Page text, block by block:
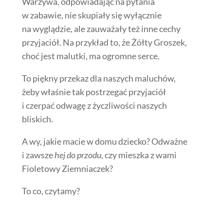
w zabawie, nie skupiały się wyłącznie
na wyglądzie, ale zauważały też inne cechy
przyjaciół. Na przykład to, że Żółty Groszek,
choć jest malutki, ma ogromne serce.
To piękny przekaz dla naszych maluchów,
żeby właśnie tak postrzegać przyjaciół
i czerpać odwagę z życzliwości naszych
bliskich.
A wy, jakie macie w domu dziecko? Odważne
i zawszehej do przodu, czy mieszka z wami
Fioletowy Ziemniaczek?
To co, czytamy?